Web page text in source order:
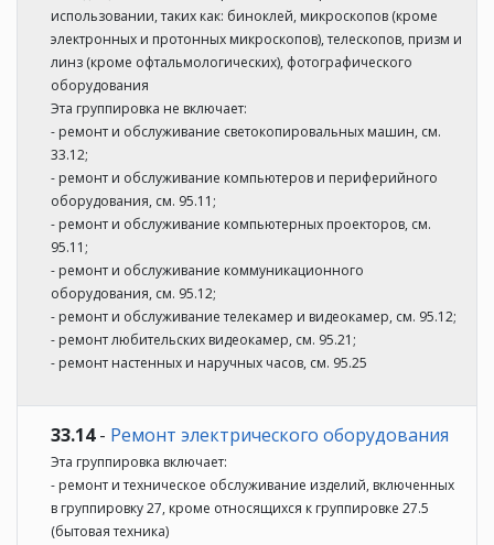
использовании, таких как: биноклей, микроскопов (кроме
электронных и протонных микроскопов), телескопов, призм и
линз (кроме офтальмологических), фотографического
оборудования
Эта группировка не включает:
- ремонт и обслуживание светокопировальных машин, см.
33.12;
- ремонт и обслуживание компьютеров и периферийного
оборудования, см. 95.11;
- ремонт и обслуживание компьютерных проекторов, см.
95.11;
- ремонт и обслуживание коммуникационного
оборудования, см. 95.12;
- ремонт и обслуживание телекамер и видеокамер, см. 95.12;
- ремонт любительских видеокамер, см. 95.21;
- ремонт настенных и наручных часов, см. 95.25
33.14- Ремонт электрического оборудования
Эта группировка включает:
- ремонт и техническое обслуживание изделий, включенных
в группировку 27, кроме относящихся к группировке 27.5
(бытовая техника)